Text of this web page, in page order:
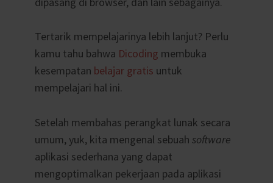
Tertarik mempelajarinya lebih lanjut? Perlu
kamu tahu bahwa Dicoding membuka
kesempatan belajar gratis untuk
mempelajari hal ini.
Setelah membahas perangkat lunak secara
umum, yuk, kita mengenal sebuah software
aplikasi sederhana yang dapat
mengoptimalkan pekerjaan pada aplikasi